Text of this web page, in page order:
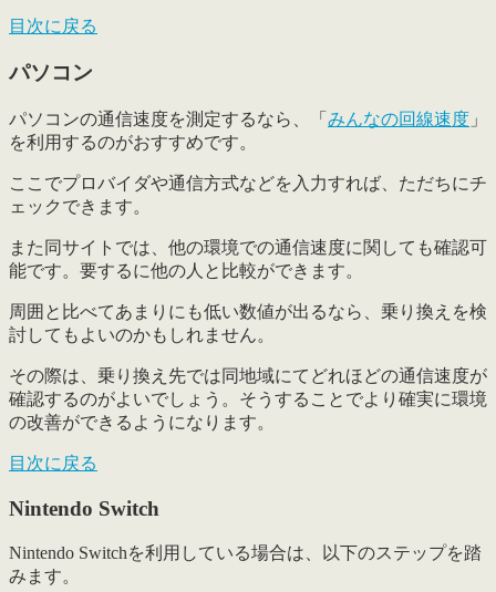
目次に戻る
パソコン
パソコンの通信速度を測定するなら、「 みんなの回線速度 」
を利用するのがおすすめです。
ここでプロバイダや通信方式などを入力すれば、ただちにチ
ェックできます。
また同サイトでは、他の環境での通信速度に関しても確認可
能です。 要するに他の人と比較ができます。
周囲と比べてあまりにも低い数値が出るなら、乗り換えを検
討してもよいのかもしれません。
その際は、乗り換え先では同地域にてどれほどの通信速度が
確認するのがよいでしょう。そうすることでより確実に環境
の改善ができるようになります。
目次に戻る
Nintendo Switch
Nintendo Switchを利用している場合は、以下のステップを踏
みます。